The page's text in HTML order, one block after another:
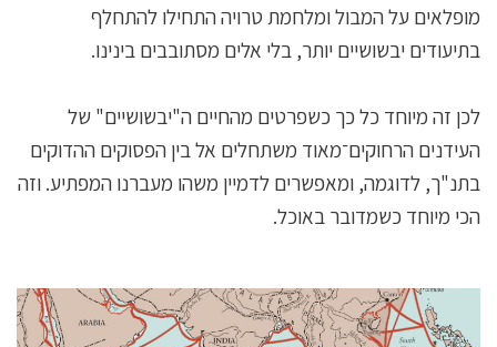
מופלאים על המבול ומלחמת טרויה התחילו להתחלף
בתיעודים יבשושיים יותר, בלי אלים מסתובבים בינינו.
לכן זה מיוחד כל כך כשפרטים מהחיים ה"יבשושיים" של
העידנים הרחוקים־מאוד משתחלים אל בין הפסוקים ההדוקים
בתנ"ך, לדוגמה, ומאפשרים לדמיין משהו מעברנו המפתיע. וזה
הכי מיוחד כשמדובר באוכל.